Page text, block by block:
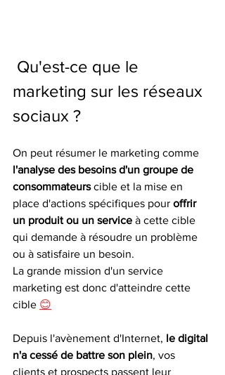
marketing sur les réseaux
sociaux ?
On peut résumer le marketing comme
l'analyse des besoins d'un groupe de
consommateurs cible et la mise en
place d'actions spécifiques pour offrir
un produit ou un service à cette cible
qui demande à résoudre un problème
ou à satisfaire un besoin.
La grande mission d'un service
marketing est donc d'atteindre cette
cible 😊
Depuis l'avènement d'Internet, le digital
n'a cessé de battre son plein, vos
clients et prospects passent leur